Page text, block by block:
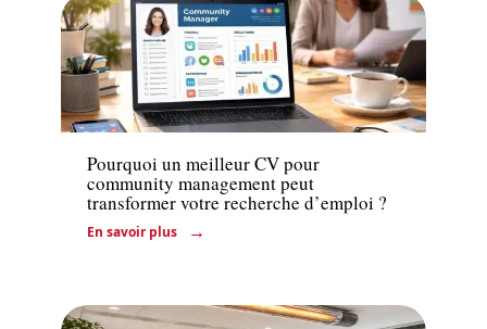
Entreprise
Pourquoi un meilleur CV pour
community management peut
transformer votre recherche d’emploi ?
En savoir plus